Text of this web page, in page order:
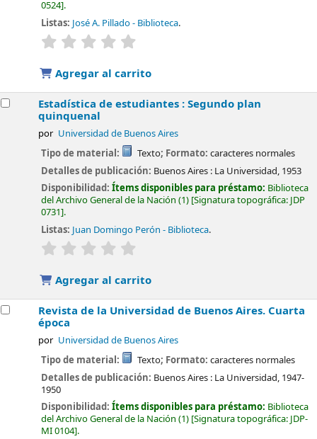
0524 .
Listas: José A. Pillado - Biblioteca.
valoración
Agregar al carrito
Estadística de estudiantes : Segundo plan
quinquenal
por Universidad de Buenos Aires
Tipo de material: Texto; Formato: caracteres normales
Detalles de publicación: Buenos Aires : La Universidad, 1953
Disponibilidad:Ítems disponibles para préstamo: Biblioteca
del Archivo General de la Nación (1) Signatura topográfica: JDP
0731 .
Listas: Juan Domingo Perón - Biblioteca.
valoración
Agregar al carrito
Revista de la Universidad de Buenos Aires. Cuarta
época
por Universidad de Buenos Aires
Tipo de material: Texto; Formato: caracteres normales
Detalles de publicación: Buenos Aires : La Universidad, 1947-
1950
Disponibilidad:Ítems disponibles para préstamo: Biblioteca
del Archivo General de la Nación (1) Signatura topográfica: JDP-
MI 0104 .